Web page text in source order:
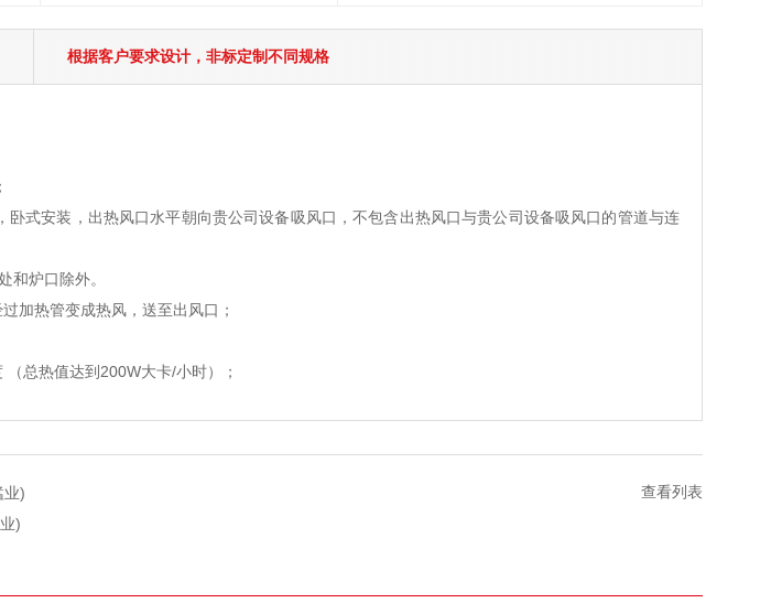
根据客户要求设计，非标定制不同规格
式安装，出热风口水平朝向贵公司设备吸风口，不包含出热风口与贵公司设备吸风口的管道与连
和炉口除外。
加热管变成热风，送至出风口；
总热值达到200W大卡/小时）；
查看列表
业)
)